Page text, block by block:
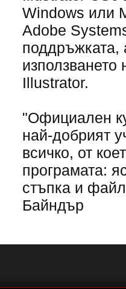
Windows или
Adobe
поддръжката,
използването
Illustrator.
"Официален
най-добрият
всичко, от
програмата:
стъпка и
Байндър